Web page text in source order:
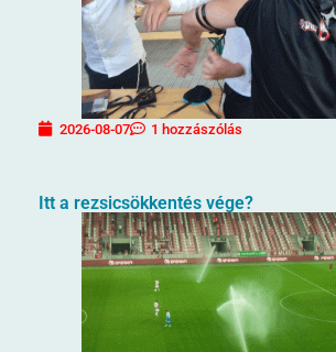
2026-08-07 1 hozzászólás
Itt a rezsicsökkentés vége?